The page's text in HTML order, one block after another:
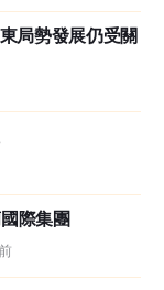
局勢發展仍受關
際集團